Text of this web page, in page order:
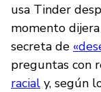
usa Tinder
momento
secreta de
preguntas con
racial y, según